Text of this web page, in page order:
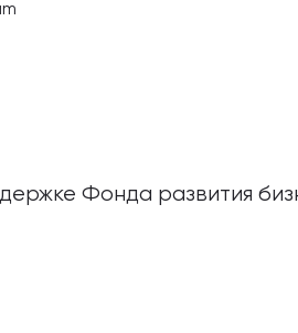
Фонда развития